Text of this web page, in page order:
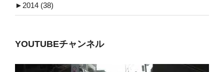
► 2014 (38)
YOUTUBEチャンネル